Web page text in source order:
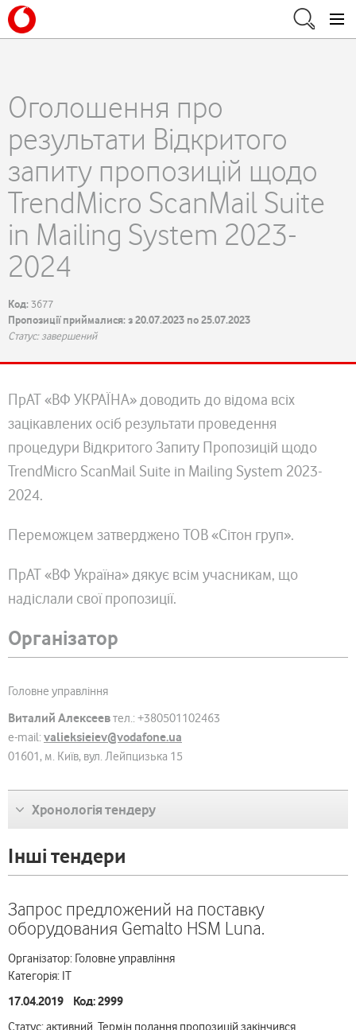
Оголошення про
результати Відкритого
запиту пропозицій щодо
TrendMicro ScanMail Suite
in Mailing System 2023-
2024
Код:3677
Пропозиції приймалися: з 20.07.2023 по 25.07.2023
Статус: завершений
ПрАТ «ВФ УКРАЇНА» доводить до відома всіх
зацікавлених осіб результати проведення
процедури Відкритого Запиту Пропозицій щодо
TrendMicro ScanMail Suite in Mailing System 2023-
2024.
Переможцем затверджено ТОВ «Сітон груп».
ПрАТ «ВФ Україна» дякує всім учасникам, що
надіслали свої пропозиції.
Організатор
Головне управління
Виталий Алексеевтел.: +380501102463
e-mail: valieksieiev@vodafone.ua
01601, м. Київ, вул. Лейпцизька 15
Хронологія тендеру
Інші тендери
Запрос предложений на поставку
оборудования Gemalto HSM Luna.
Організатор: Головне управління
Категорія: ІТ
17.04.2019 Код: 2999
Статус: активний. Термін подання пропозицій закінчився